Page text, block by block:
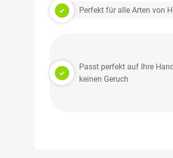
Perfekt für alle Arten von
Passt perfekt auf Ihre
keinen Geruch